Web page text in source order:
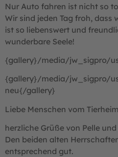
Nur Auto fahren ist nicht so
Wir sind jeden Tag froh, dass
ist so liebenswert und
wunderbare Seele!
{gallery}/media/jw_sigpro/
{gallery}/media/jw_sigpro/
neu{/gallery}
Liebe Menschen vom
herzliche Grüße von Pelle und
Den beiden alten
entsprechend gut.